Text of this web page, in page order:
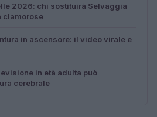
2026: chi sostituirà Selvaggia
clamorose
in ascensore: il video virale e
in età adulta può
cerebrale